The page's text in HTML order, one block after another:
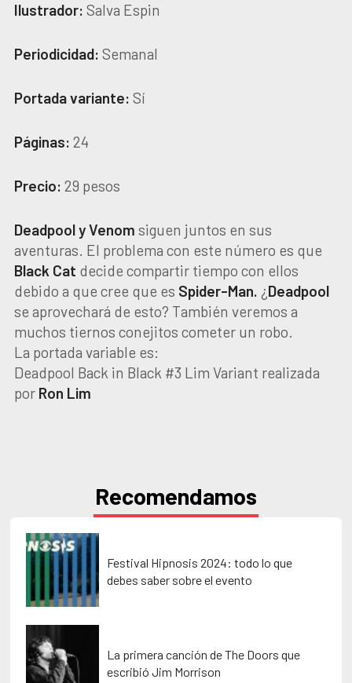
Ilustrador: Salva Espin
Periodicidad: Semanal
Portada variante: Sí
Páginas: 24
Precio: 29 pesos
Deadpool y Venom siguen juntos en sus
aventuras. El problema con este número es que
Black Cat decide compartir tiempo con ellos
debido a que cree que es Spider-Man. ¿Deadpool
se aprovechará de esto? También veremos a
muchos tiernos conejitos cometer un robo.
La portada variable es:
Deadpool Back in Black #3 Lim Variant realizada
por Ron Lim
Recomendamos
Festival Hipnosis 2024: todo lo que
debes saber sobre el evento
La primera canción de The Doors que
escribió Jim Morrison